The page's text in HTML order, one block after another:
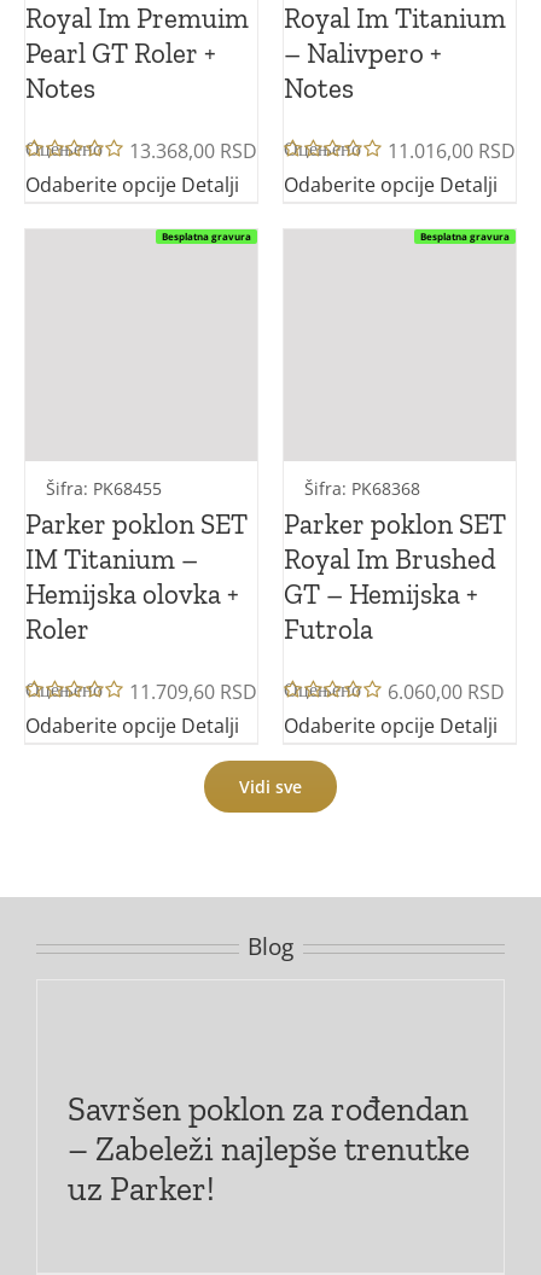
Royal Im Premuim
Pearl GT Roler +
Notes
Оцењено
од 5
13.368,00 RSD
Odaberite opcije Detalji
Royal Im Titanium
– Nalivpero +
Notes
Оцењено
од 5
11.016,00 RSD
Odaberite opcije Detalji
Besplatna gravura
Šifra: PK68455
Parker poklon SET
IM Titanium –
Hemijska olovka +
Roler
Оцењено
од 5
11.709,60 RSD
Odaberite opcije Detalji
Besplatna gravura
Šifra: PK68368
Parker poklon SET
Royal Im Brushed
GT – Hemijska +
Futrola
Оцењено
од 5
6.060,00 RSD
Odaberite opcije Detalji
Vidi sve
Blog
Savršen poklon za rođendan
– Zabeleži najlepše trenutke
uz Parker!